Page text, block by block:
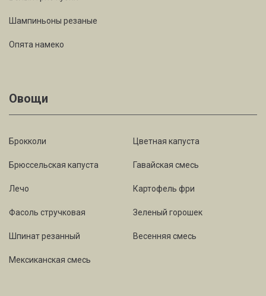
Шампиньоны резаные
Опята намеко
Овощи
Брокколи Цветная капуста
Брюссельская капуста Гавайская смесь
Лечо Картофель фри
Фасоль стручковая Зеленый горошек
Шпинат резанный Весенняя смесь
Мексиканская смесь